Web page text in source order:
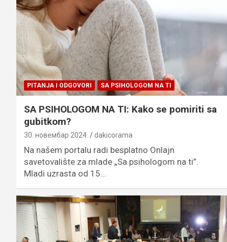
PITANJA I ODGOVORI SA PSIHOLOGOM NA TI
SA PSIHOLOGOM NA TI: Kako se pomiriti sa
gubitkom?
30. новембар 2024. dakicorama
Na našem portalu radi besplatno Onlajn
savetovalište za mlade „Sa psihologom na ti”.
Mladi uzrasta od 15…